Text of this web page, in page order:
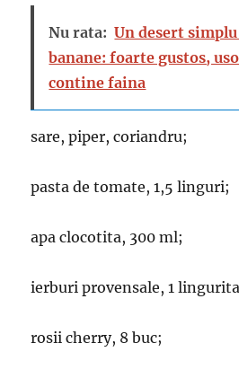
Nu rata: Un desert
banane: foarte gustos,
contine faina
sare, piper, coriandru;
pasta de tomate, 1,5 linguri;
apa clocotita, 300 ml;
ierburi provensale, 1
rosii cherry, 8 buc;